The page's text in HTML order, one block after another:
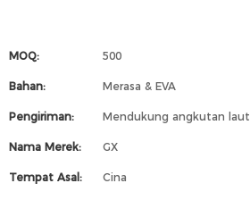
MOQ: 500
Bahan: Merasa & EVA
Pengiriman: Mendukung angkutan laut
Nama Merek: GX
Tempat Asal: Cina